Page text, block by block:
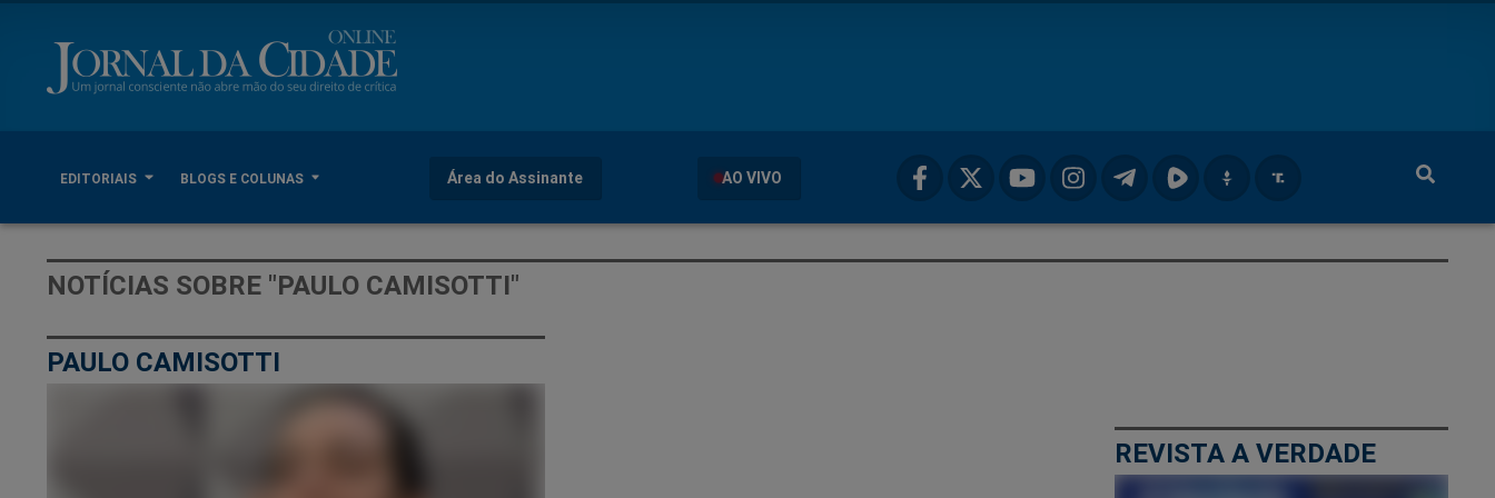
EDITORIAIS BLOGS E COLUNAS Área do Assinante AO VIVO
NOTÍCIAS SOBRE "PAULO CAMISOTTI"
PAULO CAMISOTTI
REVISTA A VERDADE